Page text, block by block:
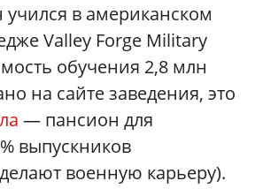
учился в американском
Valley Forge Military
обучения 2,8 млн
на сайте заведения, это
— пансион для
выпускников
военную карьеру).